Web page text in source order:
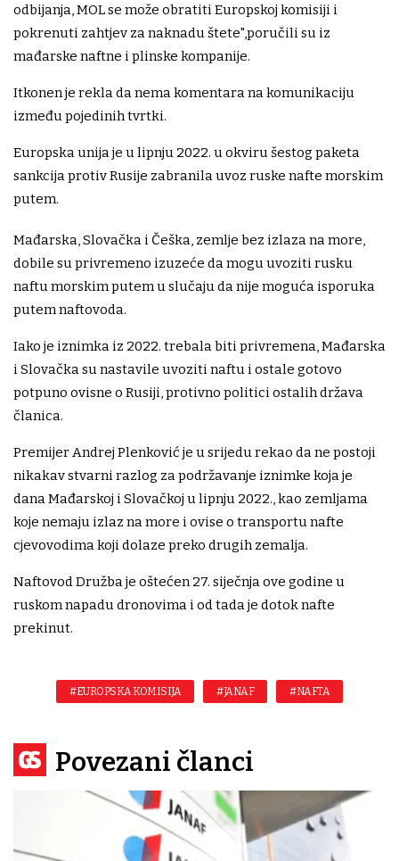
odbijanja, MOL se može obratiti Europskoj komisiji i
pokrenuti zahtjev za naknadu štete",poručili su iz
mađarske naftne i plinske kompanije.
Itkonen je rekla da nema komentara na komunikaciju
između pojedinih tvrtki.
Europska unija je u lipnju 2022. u okviru šestog paketa
sankcija protiv Rusije zabranila uvoz ruske nafte morskim
putem.
Mađarska, Slovačka i Češka, zemlje bez izlaza na more,
dobile su privremeno izuzeće da mogu uvoziti rusku
naftu morskim putem u slučaju da nije moguća isporuka
putem naftovoda.
Iako je iznimka iz 2022. trebala biti privremena, Mađarska
i Slovačka su nastavile uvoziti naftu i ostale gotovo
potpuno ovisne o Rusiji, protivno politici ostalih država
članica.
Premijer Andrej Plenković je u srijedu rekao da ne postoji
nikakav stvarni razlog za podržavanje iznimke koja je
dana Mađarskoj i Slovačkoj u lipnju 2022., kao zemljama
koje nemaju izlaz na more i ovise o transportu nafte
cjevovodima koji dolaze preko drugih zemalja.
Naftovod Družba je oštećen 27. siječnja ove godine u
ruskom napadu dronovima i od tada je dotok nafte
prekinut.
#EUROPSKA KOMISIJA #JANAF #NAFTA
Povezani članci